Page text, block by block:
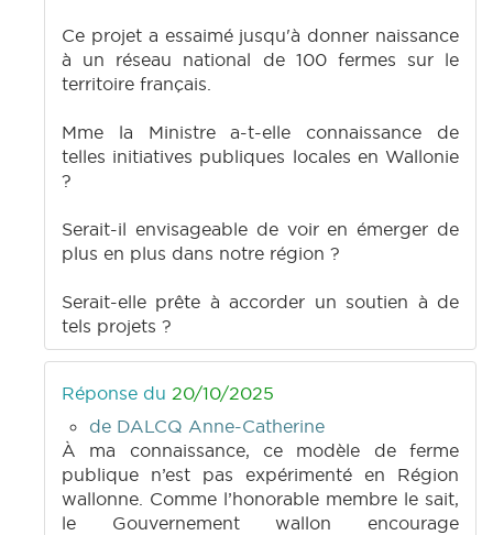
Ce projet a essaimé jusqu'à donner naissance
à un réseau national de 100 fermes sur le
territoire français.
Mme la Ministre a-t-elle connaissance de
telles initiatives publiques locales en Wallonie
?
Serait-il envisageable de voir en émerger de
plus en plus dans notre région ?
Serait-elle prête à accorder un soutien à de
tels projets ?
Réponse du 20/10/2025
de DALCQ Anne-Catherine
À ma connaissance, ce modèle de ferme
publique n’est pas expérimenté en Région
wallonne. Comme l’honorable membre le sait,
le Gouvernement wallon encourage